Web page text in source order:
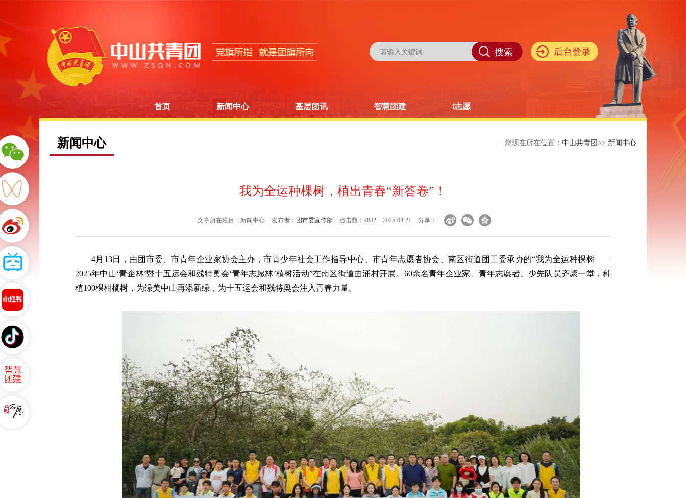
后台登录
首页 新闻中心 基层团讯 智慧团建 i志愿
新闻中心 您现在所在位置： 中山共青团 >> 新闻中心
我为全运种棵树，植出青春“新答卷”！
文章所在栏目：新闻中心 发布者： 团市委宣传部 点击数：4882 2025-04-21 分享：
4月13日，由团市委、市青年企业家协会主办，市青少年社会工作指导中心、市青年志愿者协会、南区街道团工委承办的“我为全运种棵树——
2025年中山‘青企林’暨十五运会和残特奥会‘青年志愿林’植树活动”在南区街道曲涌村开展。60余名青年企业家、青年志愿者、少先队员齐聚一堂，种
植100棵柑橘树，为绿美中山再添新绿，为十五运会和残特奥会注入青春力量。